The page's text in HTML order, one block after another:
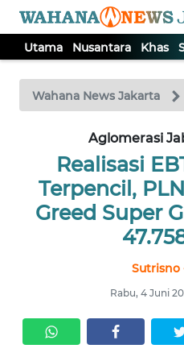
Utama Nusantara Khas
Wahana News Jakarta
Aglomerasi
Realisasi
Terpencil,
Greed Super
Sutrisno
Rabu, 4 Juni
TV
Tutup
NUSANTARA
OPINI